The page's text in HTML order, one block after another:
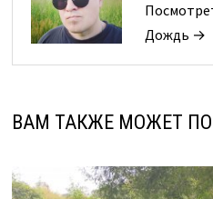
Дождь →
ВАМ ТАКЖЕ МОЖЕТ